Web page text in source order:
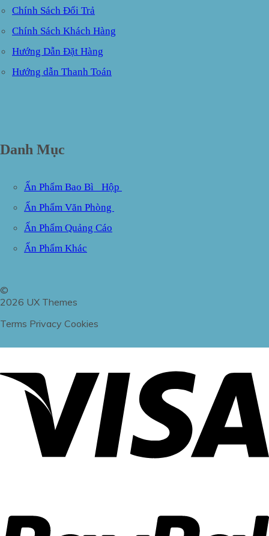
Chính Sách Đổi Trả
Chính Sách Khách Hàng
Hướng Dẫn Đặt Hàng
Hướng dẫn Thanh Toán
Danh Mục
Ấn Phẩm Bao Bì_ Hộp
Ấn Phẩm Văn Phòng
Ấn Phẩm Quảng Cáo
Ấn Phẩm Khác
©
2026 UX Themes
Terms Privacy Cookies